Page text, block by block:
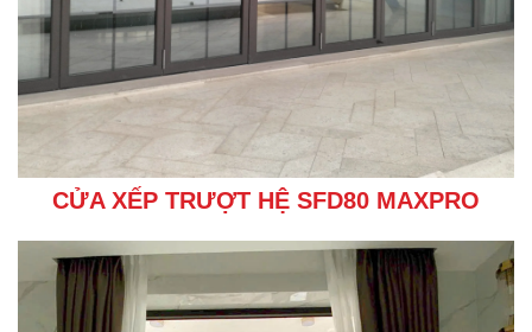
CỬA XẾP TRƯỢT HỆ SFD80 MAXPRO